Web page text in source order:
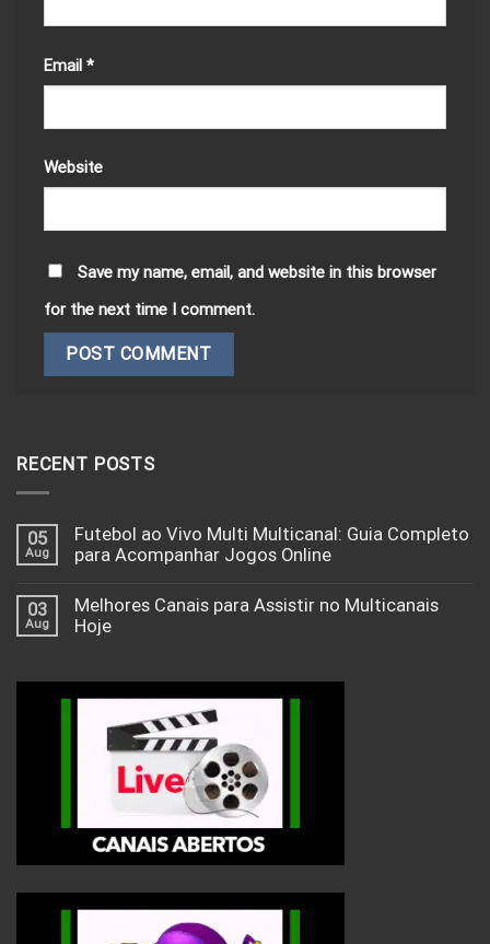
Email *
Website
Save my name, email, and website in this browser
for the next time I comment.
RECENT POSTS
05
Aug
Futebol ao Vivo Multi Multicanal: Guia Completo
para Acompanhar Jogos Online
03
Aug
Melhores Canais para Assistir no Multicanais
Hoje